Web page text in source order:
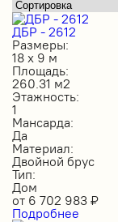
ДБР - 2612
Размеры:
18 х 9 м
Площадь:
260.31 м2
Этажность:
1
Мансарда:
Да
Материал:
Двойной брус
Тип:
Дом
от 6 702 983 ₽
Подробнее